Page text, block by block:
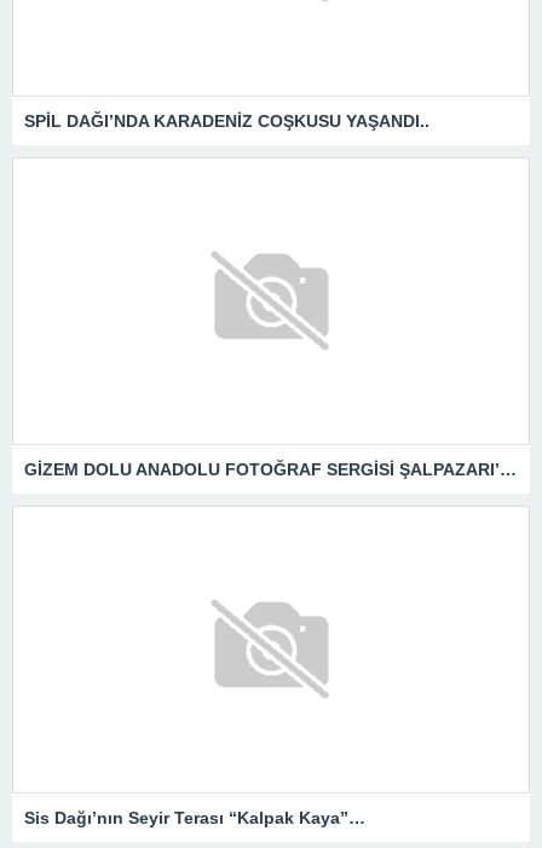
SPİL DAĞI’NDA KARADENİZ COŞKUSU YAŞANDI..
GİZEM DOLU ANADOLU FOTOĞRAF SERGİSİ ŞALPAZARI’NDA
Sis Dağı’nın Seyir Terası “Kalpak Kaya”…